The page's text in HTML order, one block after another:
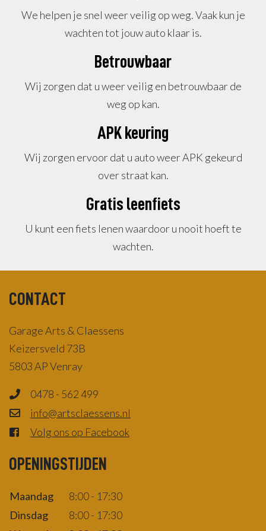
We helpen je snel weer veilig op weg. Vaak kun je
wachten tot jouw auto klaar is.
Betrouwbaar
Wij zorgen dat u weer veilig en betrouwbaar de
weg op kan.
APK keuring
Wij zorgen ervoor dat u auto weer APK gekeurd
over straat kan.
Gratis leenfiets
U kunt een fiets lenen waardoor u nooit hoeft te
wachten.
CONTACT
Garage Arts & Claessens
Keizersveld 73B
5803 AP Venray
0478 - 562 499
info@artsclaessens.nl
Volg ons op Facebook
OPENINGSTIJDEN
Maandag
8:00 - 17:30
Dinsdag
8:00 - 17:30